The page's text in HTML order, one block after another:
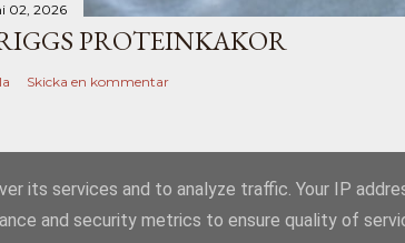
02, 2026
PROTEINKAKOR
Skicka en kommentar
Använder Blogger
its services and to analyze traffic. Your IP
and security metrics to ensure quality of